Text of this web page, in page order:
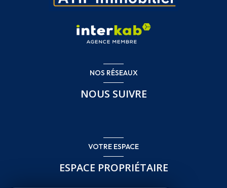
NOS RÉSEAUX
NOUS SUIVRE
VOTRE ESPACE
ESPACE PROPRIÉTAIRE